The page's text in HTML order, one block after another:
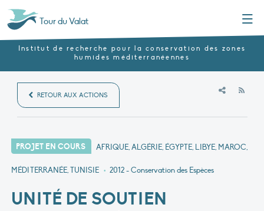
Tour du Valat
Institut de recherche pour la conservation des zones
humides méditerranéennes
RETOUR AUX ACTIONS
PROJET EN COURS AFRIQUE, ALGÉRIE, ÉGYPTE, LIBYE, MAROC,
MÉDITERRANÉE, TUNISIE • 2012- Conservation des Espèces
UNITÉ DE SOUTIEN